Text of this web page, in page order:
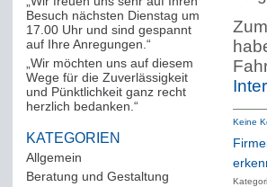
Besuch nächsten Dienstag um
17.00 Uhr und sind gespannt
auf Ihre Anregungen.“
„Wir möchten uns auf diesem
Wege für die Zuverlässigkeit
und Pünktlichkeit ganz recht
herzlich bedanken.“
KATEGORIEN
Allgemein
Beratung und Gestaltung
Keine